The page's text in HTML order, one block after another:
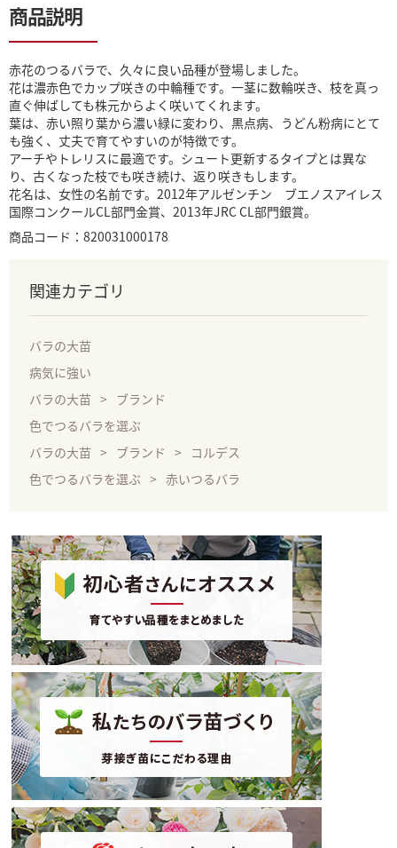
商品説明
赤花のつるバラで、久々に良い品種が登場しました。
花は濃赤色でカップ咲きの中輪種です。一茎に数輪咲き、枝を真っ
直ぐ伸ばしても株元からよく咲いてくれます。
葉は、赤い照り葉から濃い緑に変わり、黒点病、うどん粉病にとて
も強く、丈夫で育てやすいのが特徴です。
アーチやトレリスに最適です。シュート更新するタイプとは異な
り、古くなった枝でも咲き続け、返り咲きもします。
花名は、女性の名前です。2012年アルゼンチン ブエノスアイレス
国際コンクールCL部門金賞、2013年JRC CL部門銀賞。
商品コード：820031000178
関連カテゴリ
バラの大苗
病気に強い
バラの大苗
ブランド
色でつるバラを選ぶ
バラの大苗
ブランド
コルデス
色でつるバラを選ぶ
赤いつるバラ